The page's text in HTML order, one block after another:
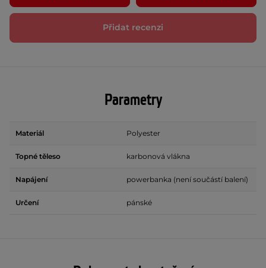
Přidat recenzi
Parametry
Materiál Polyester
Topné těleso karbonová vlákna
Napájení powerbanka (není součástí balení)
Určení pánské